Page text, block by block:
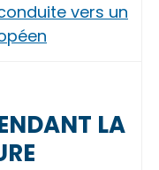
vers un
LA